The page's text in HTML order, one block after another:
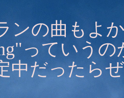
ンの曲もよ
っていう
中だったら